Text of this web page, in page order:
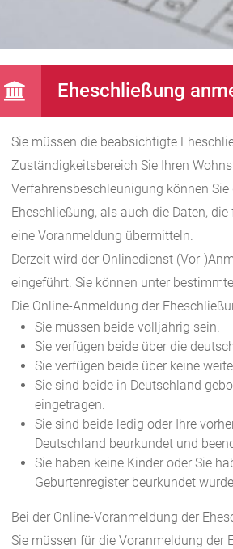
Eheschließung
Sie müssen die beabsichtigte
Zuständigkeitsbereich Sie Ihren
Verfahrensbeschleunigung können
Eheschließung, als auch die Daten,
eine Voranmeldung übermitteln.
Derzeit wird der Onlinedienst (Vor-
eingeführt. Sie können unter
Die Online-Anmeldung der
Sie müssen beide volljährig sein.
Sie verfügen beide über die
Sie verfügen beide über keine
Sie sind beide in Deutschland
eingetragen.
Sie sind beide ledig oder Ihre
Deutschland beurkundet und
Sie haben keine Kinder oder Sie
Geburtenregister beurkundet
Bei der Online-Voranmeldung der
Sie müssen für die Voranmeldung der